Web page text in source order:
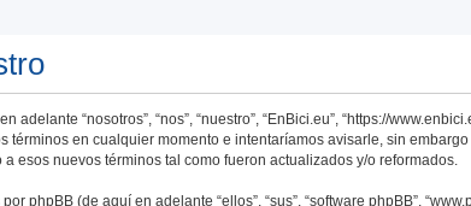
adelante “nosotros”, “nos”, “nuestro”, “EnBici.eu”, “https://
términos en cualquier momento e intentaríamos avisarle, sin
esos nuevos términos tal como fueron actualizados y/o reformados.
phpBB (de aquí en adelante “ellos”, “sus”, “software phpBB”,